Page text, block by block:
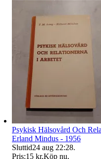
Psykisk Hälsovård Och
Erland Mindus - 1956
Sluttid24 aug 22:28.
Pris:15 kr,Köp nu.